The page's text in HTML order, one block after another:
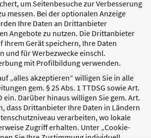
um Seitenbesuche zur Verbesserung
messen. Bei der optionalen Anzeige
Ihre Daten an Drittanbieter
Angebote zu nutzen. Die Drittanbieter
Ihrem Gerät speichern, Ihre Daten
und für Werbezwecke einschl.
mit Profilbildung verwenden.
„alles akzeptieren“ willigen Sie in alle
gem. § 25 Abs. 1 TTDSG sowie Art.
ein. Darüber hinaus willigen Sie gem. Art.
dass Drittanbieter Ihre Daten in Ländern
verarbeiten, wo lokale
Zugriff erhalten. Unter „Cookie-
gefördert vom Bundesministerium
Jugend